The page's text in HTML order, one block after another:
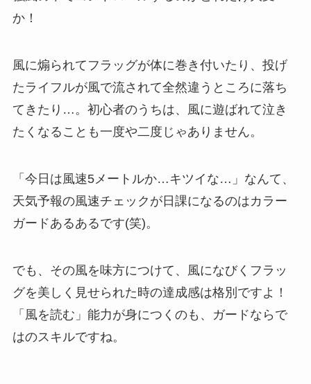
か！
風に煽られてフラッグが体に巻き付いたり、投げ
たライフルが風で流されて全然違うところに落ち
てきたり…。初心者のうちは、風に遊ばれて泣き
たくなることも一度や二度じゃありません。
「今日は風速5メートルか…キツイな…」なんて、
天気予報の風速チェックが日課になるのはカラー
ガードあるあるです(笑)。
でも、その風を味方につけて、風になびくフラッ
グを美しく見せられた時の達成感は格別ですよ！
「風を読む」能力が身につくのも、ガードならで
はのスキルですね。